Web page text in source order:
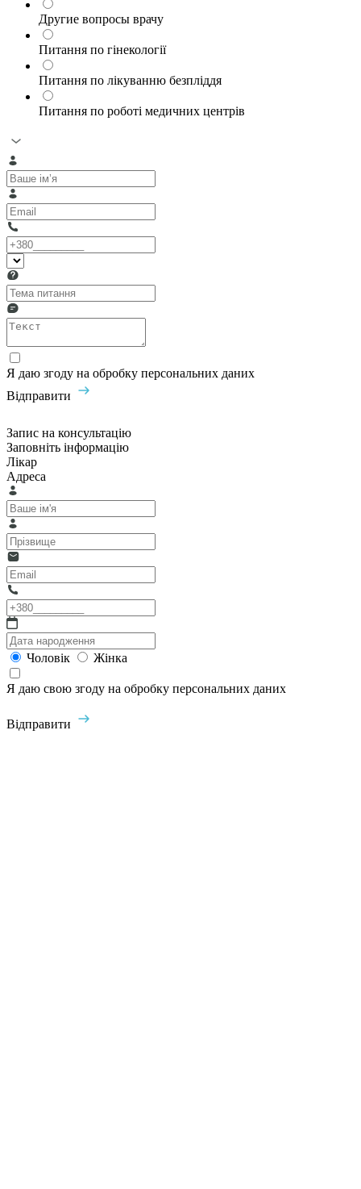
Другие вопросы врачу
Питання по гінекології
Питання по лікуванню безпліддя
Питання по роботі медичних центрів
Я даю згоду на обробку персональних даних
Відправити
Запис на консультацію
Заповніть інформацію
Лікар
Адреса
Чоловік Жінка
Я даю свою згоду на обробку персональних даних
Відправити